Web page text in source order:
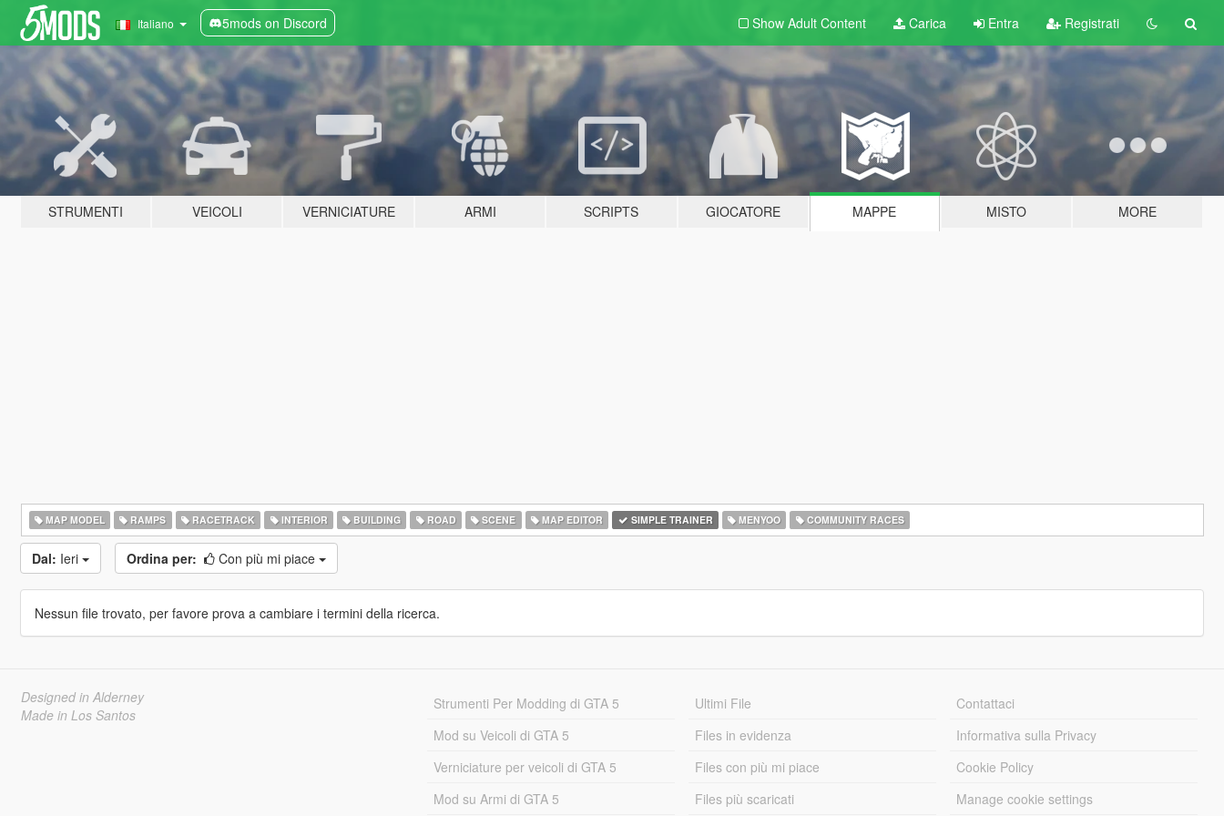
Italiano 5mods on Discord Show Adult Content Carica Entra Registrati
STRUMENTI VEICOLI VERNICIATURE ARMI SCRIPTS GIOCATORE MAPPE MISTO MORE
MAP MODEL RAMPS RACETRACK INTERIOR BUILDING ROAD SCENE MAP EDITOR SIMPLE TRAINER MENYOO COMMUNITY RACES
Dal: Ieri Ordina per: Con più mi piace
Nessun file trovato, per favore prova a cambiare i termini della ricerca.
Designed in Alderney
Made in Los Santos
Strumenti Per Modding di GTA 5
Mod su Veicoli di GTA 5
Verniciature per veicoli di GTA 5
Mod su Armi di GTA 5
Ultimi File
Files in evidenza
Files con più mi piace
Files più scaricati
Contattaci
Informativa sulla Privacy
Cookie Policy
Manage cookie settings